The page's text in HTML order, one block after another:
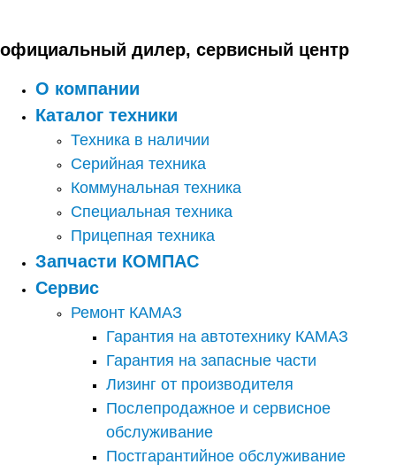
содержимому
официальный дилер, сервисный центр
О компании
Каталог техники
Техника в наличии
Серийная техника
Коммунальная техника
Специальная техника
Прицепная техника
Запчасти КОМПАС
Сервис
Ремонт КАМАЗ
Гарантия на автотехнику КАМАЗ
Гарантия на запасные части
Лизинг от производителя
Послепродажное и сервисное
обслуживание
Постгарантийное обслуживание